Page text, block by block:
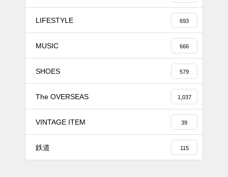
LIFESTYLE 693
MUSIC 666
SHOES 579
The OVERSEAS 1,037
VINTAGE ITEM 39
鉄道 115